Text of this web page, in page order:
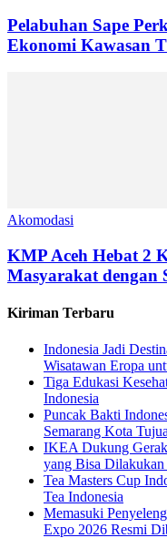
Pelabuhan Sape
Ekonomi Kawasan
Akomodasi
KMP Aceh Hebat 2
Masyarakat dengan
Kiriman Terbaru
Indonesia Jadi
Wisatawan Eropa
Tiga Edukasi
Indonesia
Puncak Bakti
Semarang Kota
IKEA Dukung
yang Bisa Dilakukan
Tea Masters Cup
Tea Indonesia
Memasuki
Expo 2026 Resmi